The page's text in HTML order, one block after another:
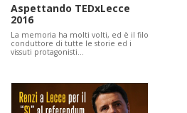
Aspettando TEDxLecce
2016
La memoria ha molti volti, ed è il filo
conduttore di tutte le storie ed i
vissuti protagonisti…